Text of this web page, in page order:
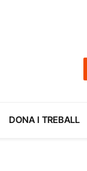
DONA I TREBALL